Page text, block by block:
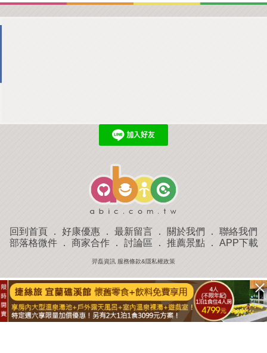
回到首頁 ． 好康優惠 ． 最新留言 ． 關於我們 ． 聯絡我們
部落格微件． 商家合作． 討論區 ． 推薦景點． APP下載
羿磊資訊 服務條款&隱私權政策